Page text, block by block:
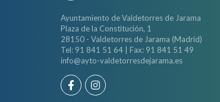
Ayuntamiento de Valdetorres de Jarama
Plaza de la Constitución, 1
28150 - Valdetorres de Jarama (Madrid)
Tel: 91 841 51 64 | Fax: 91 841 51 49
info@ayto-valdetorresdejarama.es